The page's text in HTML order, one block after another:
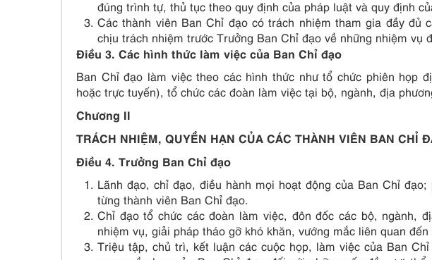
đúng trình tự, thủ tục theo quy định của pháp luật và quy định
Các thành viên Ban Chỉ đạo có trách nhiệm tham gia đầy đủ
chịu trách nhiệm trước Trưởng Ban Chỉ đạo về những nhiệm vụ
Điều 3. Các hình thức làm việc của Ban Chỉ đạo
Ban Chỉ đạo làm việc theo các hình thức như tổ chức phiên họp
hoặc trực tuyến), tổ chức các đoàn làm việc tại bộ, ngành, địa
Chương II
TRÁCH NHIỆM, QUYỀN HẠN CỦA CÁC THÀNH VIÊN BAN CHỈ
Điều 4. Trưởng Ban Chỉ đạo
Lãnh đạo, chỉ đạo, điều hành mọi hoạt động của Ban Chỉ
từng thành viên Ban Chỉ đạo.
Chỉ đạo tổ chức các đoàn làm việc, đôn đốc các bộ, ngành,
nhiệm vụ, giải pháp tháo gỡ khó khăn, vướng mắc liên quan đến
Triệu tập, chủ trì, kết luận các cuộc họp, làm việc của Ban